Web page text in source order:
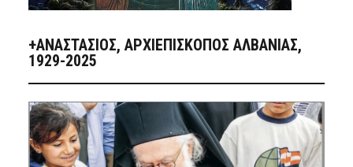
+ΑΝΑΣΤΆΣΙΟΣ, ΑΡΧΙΕΠΊΣΚΟΠΟΣ ΑΛΒΑΝΊΑΣ,
1929-2025